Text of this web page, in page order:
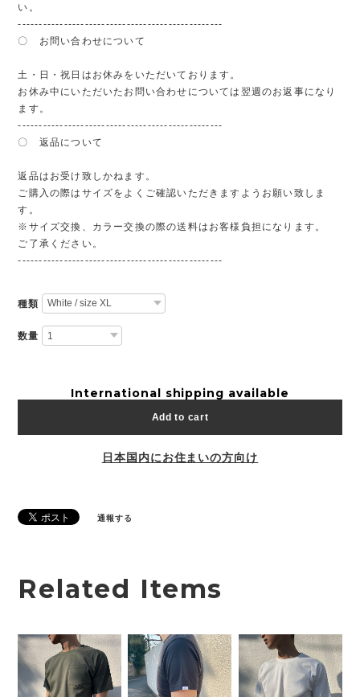
い。
-------------------------------------------------
〇 お問い合わせについて
土・日・祝日はお休みをいただいております。
お休み中にいただいたお問い合わせについては翌週のお返事になり
ます。
-------------------------------------------------
〇 返品について
返品はお受け致しかねます。
ご購入の際はサイズをよくご確認いただきますようお願い致しま
す。
※サイズ交換、カラー交換の際の送料はお客様負担になります。
ご了承ください。
-------------------------------------------------
種類
数量
International shipping available
Add to cart
日本国内にお住まいの方向け
通報する
Related Items